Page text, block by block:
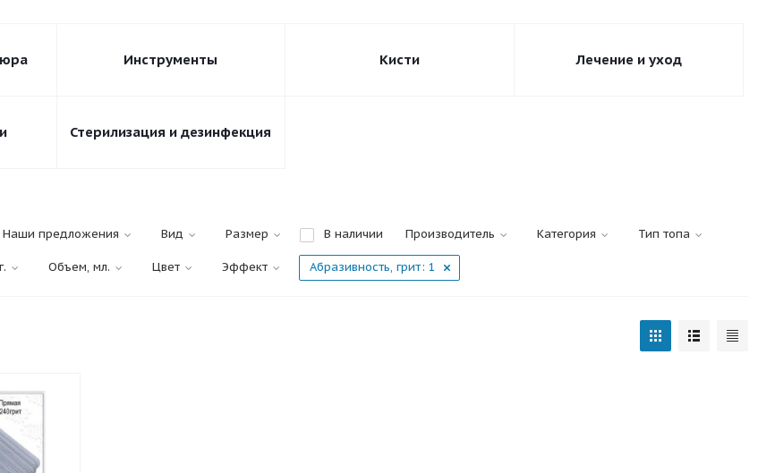
Инструменты Кисти Лечение и уход
Стерилизация и дезинфекция
Наши предложения Вид Размер В наличии Производитель Категория Тип топа
Объем, мл. Цвет Эффект Абразивность, грит: 1